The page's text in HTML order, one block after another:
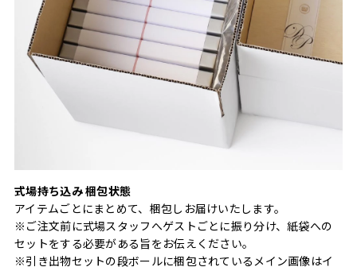
式場持ち込み 梱包状態
アイテムごとにまとめて、梱包しお届けいたします。
※ご注文前に式場スタッフへゲストごとに振り分け、紙袋への
セットをする必要がある旨をお伝えください。
※引き出物セットの段ボールに梱包されているメイン画像はイ